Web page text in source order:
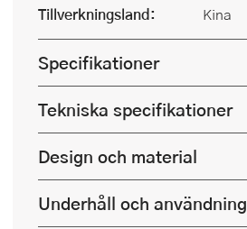
Tillverkningsland:
Kina
Specifikationer
Tekniska specifikationer
Design och material
Underhåll och användning